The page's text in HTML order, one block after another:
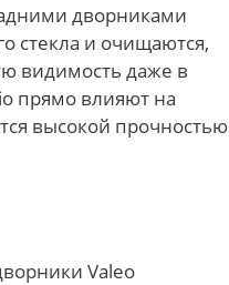
дворниками
стекла и очищаются,
видимость даже в
прямо влияют на
высокой прочностью
Valeo